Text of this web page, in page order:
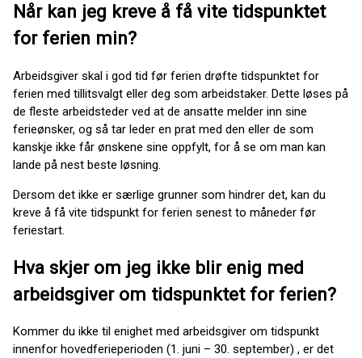
Når kan jeg kreve å få vite tidspunktet
for ferien min?
Arbeidsgiver skal i god tid før ferien drøfte tidspunktet for
ferien med tillitsvalgt eller deg som arbeidstaker. Dette løses på
de fleste arbeidsteder ved at de ansatte melder inn sine
ferieønsker, og så tar leder en prat med den eller de som
kanskje ikke får ønskene sine oppfylt, for å se om man kan
lande på nest beste løsning.
Dersom det ikke er særlige grunner som hindrer det, kan du
kreve å få vite tidspunkt for ferien senest to måneder før
feriestart.
Hva skjer om jeg ikke blir enig med
arbeidsgiver om tidspunktet for ferien?
Kommer du ikke til enighet med arbeidsgiver om tidspunkt
innenfor hovedferieperioden (1. juni – 30. september) , er det